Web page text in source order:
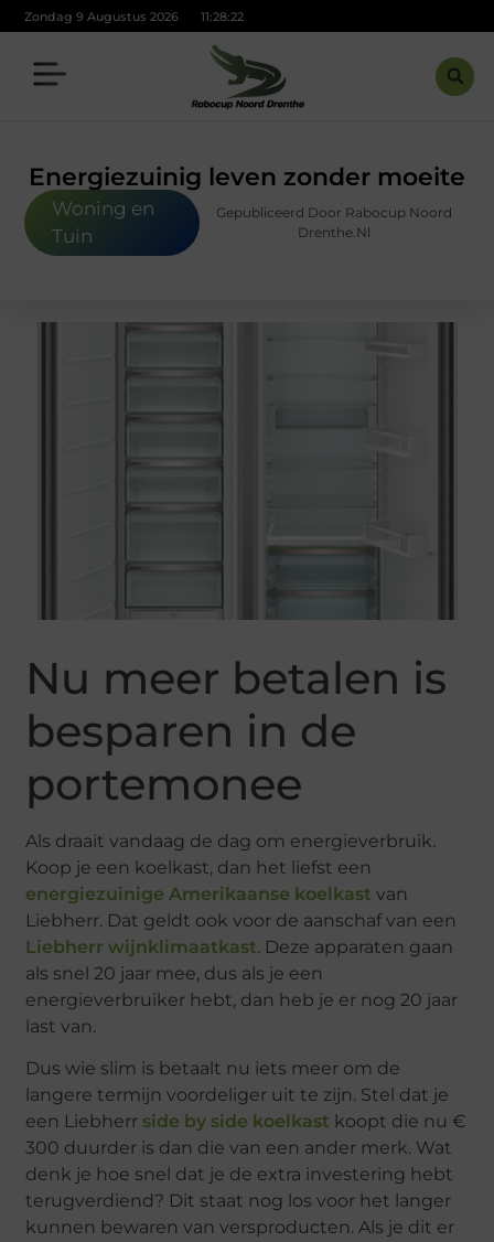
Zondag 9 Augustus 2026 11:28:24
Energiezuinig leven zonder moeite
Woning en
Tuin
Gepubliceerd Door Rabocup Noord
Drenthe.nl
Nu meer betalen is
besparen in de
portemonee
Als draait vandaag de dag om energieverbruik.
Koop je een koelkast, dan het liefst een
energiezuinige Amerikaanse koelkast van
Liebherr. Dat geldt ook voor de aanschaf van een
Liebherr wijnklimaatkast. Deze apparaten gaan
als snel 20 jaar mee, dus als je een
energieverbruiker hebt, dan heb je er nog 20 jaar
last van.
Dus wie slim is betaalt nu iets meer om de
langere termijn voordeliger uit te zijn. Stel dat je
een Liebherr side by side koelkast koopt die nu €
300 duurder is dan die van een ander merk. Wat
denk je hoe snel dat je de extra investering hebt
terugverdiend? Dit staat nog los voor het langer
kunnen bewaren van versproducten. Als je dit er